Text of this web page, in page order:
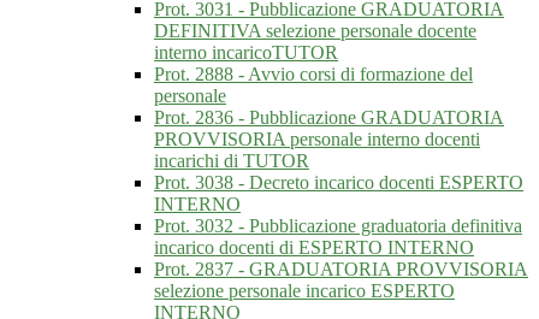
Prot. 3031 - Pubblicazione GRADUATORIA
DEFINITIVA selezione personale docente
interno incaricoTUTOR
Prot. 2888 - Avvio corsi di formazione del
personale
Prot. 2836 - Pubblicazione GRADUATORIA
PROVVISORIA personale interno docenti
incarichi di TUTOR
Prot. 3038 - Decreto incarico docenti ESPERTO
INTERNO
Prot. 3032 - Pubblicazione graduatoria definitiva
incarico docenti di ESPERTO INTERNO
Prot. 2837 - GRADUATORIA PROVVISORIA
selezione personale incarico ESPERTO
INTERNO